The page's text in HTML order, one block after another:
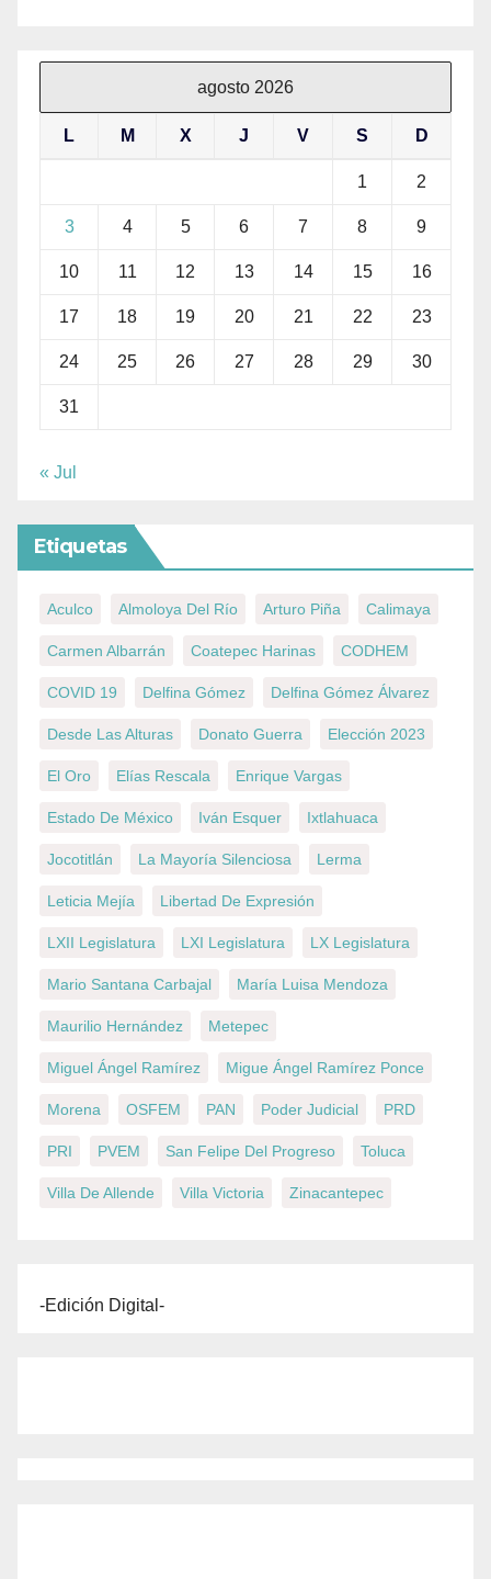
agosto 2026
L M X J V S D
1 2
3 4 5 6 7 8 9
10 11 12 13 14 15 16
17 18 19 20 21 22 23
24 25 26 27 28 29 30
31
« Jul
Etiquetas
Aculco Almoloya Del Río Arturo Piña Calimaya
Carmen Albarrán Coatepec Harinas CODHEM
COVID 19 Delfina Gómez Delfina Gómez Álvarez
Desde Las Alturas Donato Guerra Elección 2023
El Oro Elías Rescala Enrique Vargas
Estado De México Iván Esquer Ixtlahuaca
Jocotitlán La Mayoría Silenciosa Lerma
Leticia Mejía Libertad De Expresión
LXII Legislatura LXI Legislatura LX Legislatura
Mario Santana Carbajal María Luisa Mendoza
Maurilio Hernández Metepec
Miguel Ángel Ramírez Migue Ángel Ramírez Ponce
Morena OSFEM PAN Poder Judicial PRD
PRI PVEM San Felipe Del Progreso Toluca
Villa De Allende Villa Victoria Zinacantepec
-Edición Digital-